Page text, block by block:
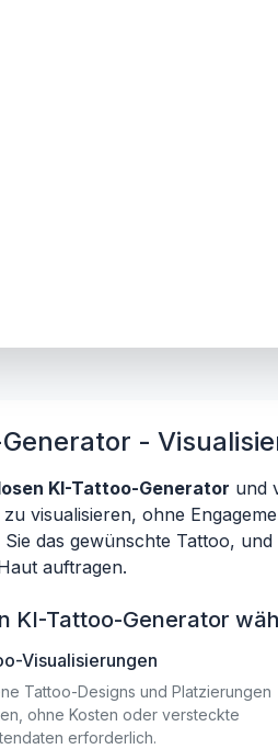
-
KI-Tattoo-Generator und
visualisieren, ohne
das gewünschte Tattoo,
auftragen.
KI-Tattoo-Generator
Visualisierungen
Tattoo-Designs und Platzierungen
ohne Kosten oder versteckte
erforderlich.